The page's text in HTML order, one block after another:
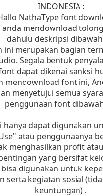
INDONESIA :
NathaType font
anda mendownload
dahulu deskripsi
ini merupakan bagian
Segala bentuk
dapat dikenai sanksi
mendownload font ini,
menyetujui semua
penggunaan font
hanya dapat digunakan
atau penggunaanya
menghasilkan profit
yang bersifat
bisa digunakan untuk
serta kegiatan sosial
keuntungan) .